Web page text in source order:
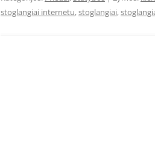
stoglangiai internetu,stoglangiai,